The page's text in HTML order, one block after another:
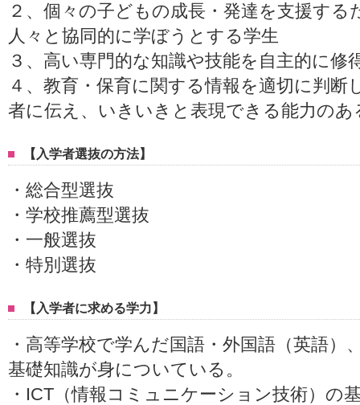
２、個々の子どもの成長・発達を支援する
人々と協同的に学ぼうとする学生
３、高い専門的な知識や技能を自主的に修
４、教育・保育に関する情報を適切に判断
者に伝え、いきいきと表現できる能力のあ
【入学者選抜の方法】
・総合型選抜
・学校推薦型選抜
・一般選抜
・特別選抜
【入学者に求める学力】
・高等学校で学んだ国語・外国語（英語）
基礎知識が身についている。
・ICT（情報コミュニケーション技術）の